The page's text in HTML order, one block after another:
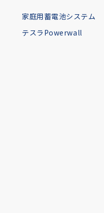
家庭用蓄電池システム
テスラPowerwall